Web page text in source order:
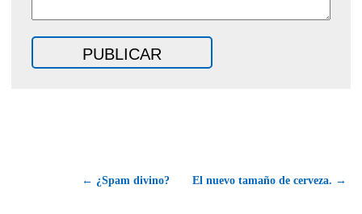
← ¿Spam divino? El nuevo tamaño de cerveza. →